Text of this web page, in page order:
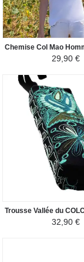
29,90 €
32,90 €